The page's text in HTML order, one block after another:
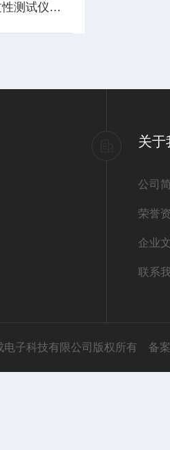
牙膏管片材气体透过性测试仪的解析
关于
公司
荣誉
企业
联系
电子科技有限公司版权所有 备